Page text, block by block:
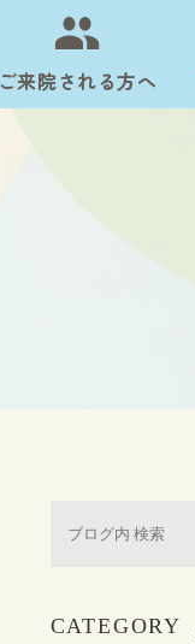
ご来院される方へ
CATEGORY